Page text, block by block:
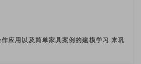
应用以及简单家具案例的建模学习 来巩